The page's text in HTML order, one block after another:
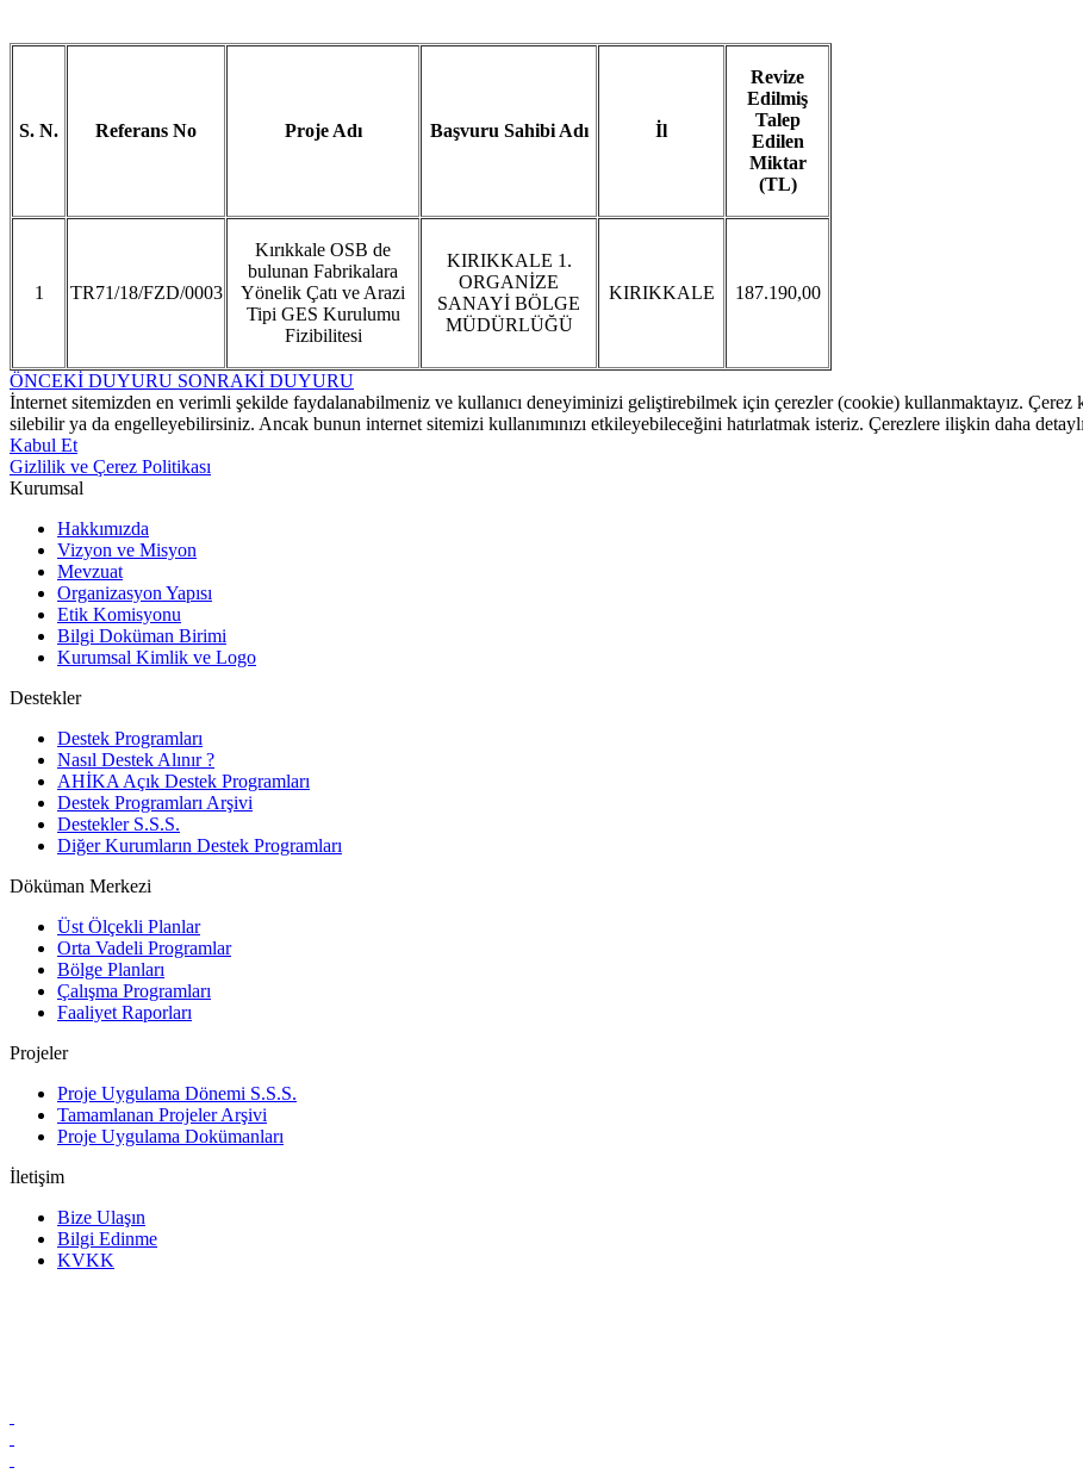
S. N. Referans No Proje Adı Başvuru Sahibi Adı İl
Revize
Edilmiş
Talep
Edilen
Miktar
(TL)
1 TR71/18/FZD/0003
Kırıkkale OSB de
bulunan Fabrikalara
Yönelik Çatı ve Arazi
Tipi GES Kurulumu
Fizibilitesi
KIRIKKALE 1.
ORGANİZE
SANAYİ BÖLGE
MÜDÜRLÜĞÜ
KIRIKKALE 187.190,00
ÖNCEKİ DUYURU SONRAKİ DUYURU
İnternet sitemizden en verimli şekilde faydalanabilmeniz ve kullanıcı deneyiminizi geliştirebilmek için çerezler (cookie) kullanmaktayız. Çerez
silebilir ya da engelleyebilirsiniz. Ancak bunun internet sitemizi kullanımınızı etkileyebileceğini hatırlatmak isteriz. Çerezlere ilişkin daha
Kabul Et
Gizlilik ve Çerez Politikası
Kurumsal
Hakkımızda
Vizyon ve Misyon
Mevzuat
Organizasyon Yapısı
Etik Komisyonu
Bilgi Doküman Birimi
Kurumsal Kimlik ve Logo
Destekler
Destek Programları
Nasıl Destek Alınır ?
AHİKA Açık Destek Programları
Destek Programları Arşivi
Destekler S.S.S.
Diğer Kurumların Destek Programları
Döküman Merkezi
Üst Ölçekli Planlar
Orta Vadeli Programlar
Bölge Planları
Çalışma Programları
Faaliyet Raporları
Projeler
Proje Uygulama Dönemi S.S.S.
Tamamlanan Projeler Arşivi
Proje Uygulama Dokümanları
İletişim
Bize Ulaşın
Bilgi Edinme
KVKK